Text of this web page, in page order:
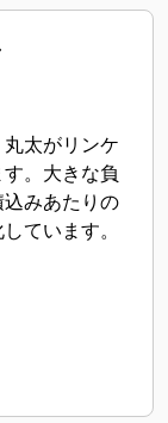
太がリンケ
。大きな負
みあたりの
ています。